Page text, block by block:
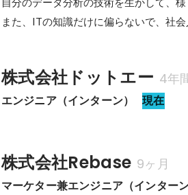
また、ITの知識だけに偏らないで、社
株式会社ドットエー 4年
エンジニア（インターン） 現在
株式会社Rebase 9ヶ月
マーケター兼エンジニア（インターン